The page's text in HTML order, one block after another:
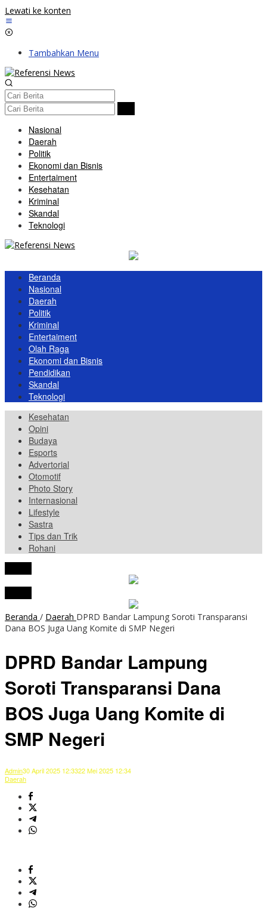
Lewati ke konten
Tambahkan Menu
Nasional
Daerah
Politik
Ekonomi dan Bisnis
Entertaiment
Kesehatan
Kriminal
Skandal
Teknologi
Beranda
Nasional
Daerah
Politik
Kriminal
Entertaiment
Olah Raga
Ekonomi dan Bisnis
Pendidikan
Skandal
Teknologi
Kesehatan
Opini
Budaya
Esports
Advertorial
Otomotif
Photo Story
Internasional
Lifestyle
Sastra
Tips dan Trik
Rohani
Beranda / Daerah DPRD Bandar Lampung Soroti Transparansi
Dana BOS Juga Uang Komite di SMP Negeri
DPRD Bandar Lampung
Soroti Transparansi Dana
BOS Juga Uang Komite di
SMP Negeri
Admin30 April 2025 12:3322 Mei 2025 12:34
Daerah